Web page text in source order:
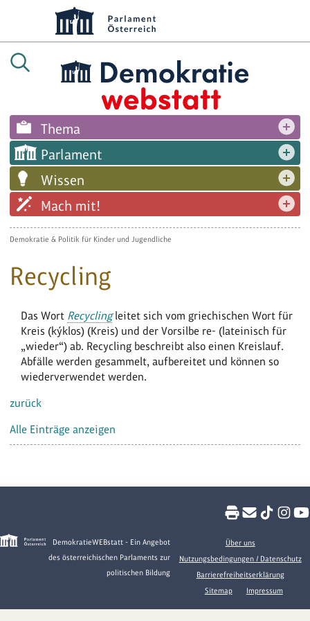
Thema
Parlament
Wissen
Mach mit!
Demokratie & Politik für Kinder und Jugendliche
Recycling
Das Wort Recyclingleitet sich vom griechischen Wort für
Kreis (kýklos) (Kreis) und der Vorsilbe re- (lateinisch für
„wieder“) ab. Recycling beschreibt also einen Kreislauf.
Abfälle werden gesammelt, aufbereitet und können so
wiederverwendet werden.
zurück
Alle Einträge anzeigen
DemokratieWEBstatt - Ein Angebot
des österreichischen Parlaments zur
politischen Bildung
Über uns
Nutzungsbedingungen / Datenschutz
Barrierefreiheitserklärung
Sitemap
Impressum